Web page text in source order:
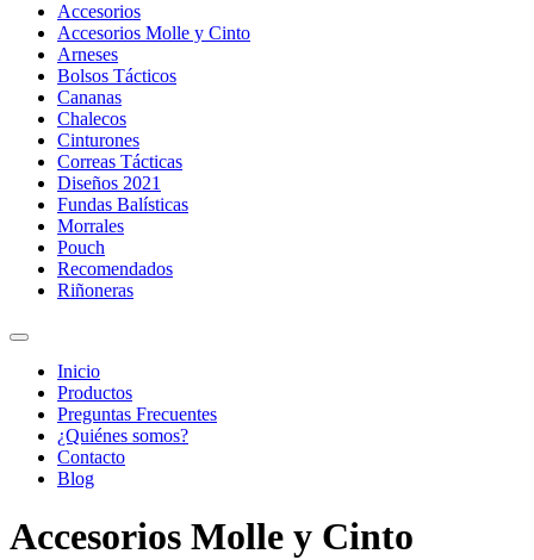
Accesorios
Accesorios Molle y Cinto
Arneses
Bolsos Tácticos
Cananas
Chalecos
Cinturones
Correas Tácticas
Diseños 2021
Fundas Balísticas
Morrales
Pouch
Recomendados
Riñoneras
Inicio
Productos
Preguntas Frecuentes
¿Quiénes somos?
Contacto
Blog
Accesorios Molle y Cinto